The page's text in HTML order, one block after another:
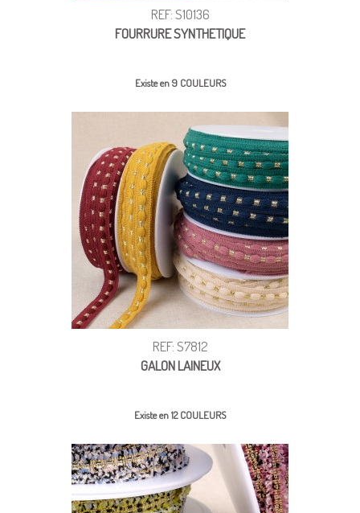
REF: S10136
FOURRURE SYNTHETIQUE
Existe en 9 COULEURS
REF: S7812
GALON LAINEUX
Existe en 12 COULEURS